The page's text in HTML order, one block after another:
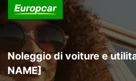
Noleggio di voiture e
NAME]